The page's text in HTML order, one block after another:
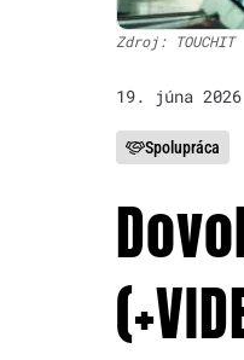
Zdroj: TOUCHIT
19. júna 2026
Spolupráca